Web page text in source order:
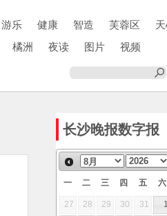
游乐 健康 智造 芙蓉区
橘洲 夜读 图片
视频
长沙晚报数字报
一 二 三 四 五 六
27 28 29 30 31 1